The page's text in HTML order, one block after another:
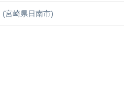
(宮崎県日南市)